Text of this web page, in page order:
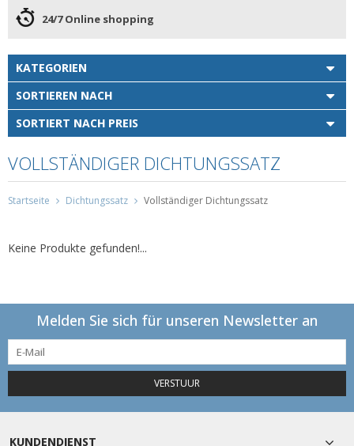
24/7 Online shopping
KATEGORIEN
SORTIEREN NACH
SORTIERT NACH PREIS
VOLLSTÄNDIGER DICHTUNGSSATZ
Startseite Dichtungssatz Vollständiger Dichtungssatz
Keine Produkte gefunden!...
Melden Sie sich für unseren Newsletter an
VERSTUUR
KUNDENDIENST